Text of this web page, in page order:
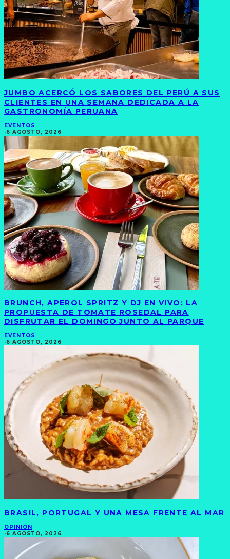
JUMBO ACERCÓ LOS SABORES DEL PERÚ A SUS
CLIENTES EN UNA SEMANA DEDICADA A LA
GASTRONOMÍA PERUANA
EVENTOS
·6 AGOSTO, 2026
BRUNCH, APEROL SPRITZ Y DJ EN VIVO: LA
PROPUESTA DE TOMATE ROSEDAL PARA
DISFRUTAR EL DOMINGO JUNTO AL PARQUE
EVENTOS
·6 AGOSTO, 2026
BRASIL, PORTUGAL Y UNA MESA FRENTE AL MAR
OPINIÓN
·6 AGOSTO, 2026